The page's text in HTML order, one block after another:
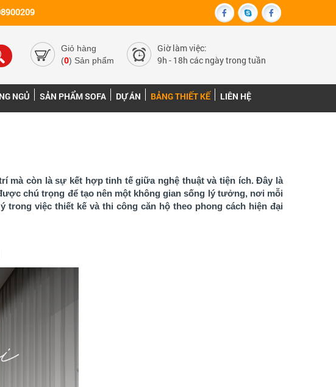
Giỏ hàng
(0) Sản phẩm
Giờ làm việc:
9h - 18h các ngày trong tuần
NGỦ SẢN PHẨM SOFA DỰ ÁN BẢNG THIẾT KẾ LIÊN HỆ
mà còn là sự kết hợp tinh tế giữa nghệ thuật và tiện ích. Đây là
chú trọng để tạo nên một không gian sống lý tưởng, nơi mỗi
việc thiết kế và thi công căn hộ theo phong cách hiện đại